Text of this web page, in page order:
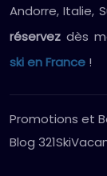
Andorre, Italie,
réservez dès
ski en France !
Promotions et
Blog